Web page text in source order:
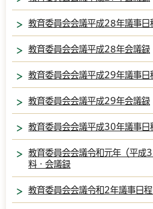
教育委員会会議平成28年議事日
教育委員会会議平成28年会議録
教育委員会会議平成29年議事日
教育委員会会議平成29年会議録
教育委員会会議平成30年議事日
教育委員会会議令和元年（平成
料・会議録
教育委員会会議令和2年議事日